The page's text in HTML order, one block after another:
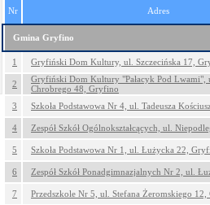
Nr Adres
Gmina Gryfino
1 Gryfiński Dom Kultury, ul. Szczecińska 17,
2
Gryfiński Dom Kultury "Pałacyk Pod Lwami",
Chrobrego 48, Gryfino
3
Szkoła Podstawowa Nr 4, ul. Tadeusza
4 Zespół Szkół Ogólnokształcących, ul.
5 Szkoła Podstawowa Nr 1, ul. Łużycka 22,
6 Zespół Szkół Ponadgimnazjalnych Nr 2, ul.
7 Przedszkole Nr 5, ul. Stefana Żeromskiego